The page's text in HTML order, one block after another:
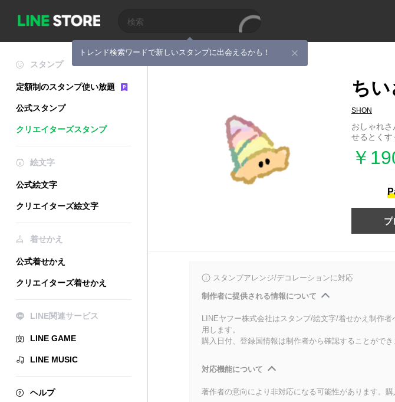
トレンド検索ワードで新しいスタンプに出会えるかも！
スタンプ
定額制のスタンプ使い放題
公式スタンプ
クリエイターズスタンプ
絵文字
公式絵文字
クリエイターズ絵文字
着せかえ
公式着せかえ
クリエイターズ着せかえ
LINE関連サービス
LINE GAME
LINE MUSIC
ヘルプ
ち
SHON
おしゃれ
せるとくす
￥
スタンプアレンジ/デコレーションに対応
制作者に提供される情報について
LINEヤフー株式会社はスタンプ/絵文字/着せかえ制作
用します。
購入日付、登録国情報は制作者から確認することがで
対応機能について
著作者の意向により非対応になる可能性があります。購